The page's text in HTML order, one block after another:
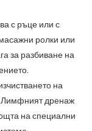
с ръце или с
ролки или
за разбиване на
на
Лимфният дренаж
на специални